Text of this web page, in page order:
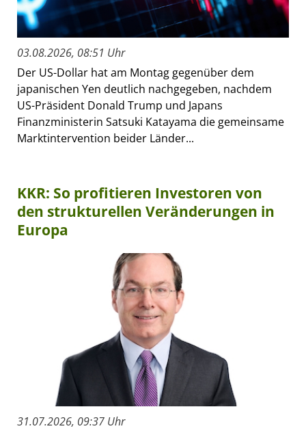
03.08.2026, 08:51 Uhr
Der US-Dollar hat am Montag gegenüber dem
japanischen Yen deutlich nachgegeben, nachdem
US-Präsident Donald Trump und Japans
Finanzministerin Satsuki Katayama die gemeinsame
Marktintervention beider Länder...
KKR: So profitieren Investoren von
den strukturellen Veränderungen in
Europa
31.07.2026, 09:37 Uhr